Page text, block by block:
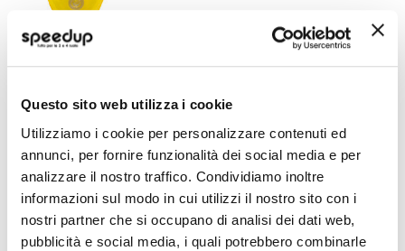
Questo sito web utilizza i cookie
Utilizziamo i cookie per personalizzare contenuti ed
annunci, per fornire funzionalità dei social media e per
analizzare il nostro traffico. Condividiamo inoltre
informazioni sul modo in cui utilizzi il nostro sito con i
nostri partner che si occupano di analisi dei dati web,
pubblicità e social media, i quali potrebbero combinarle
Profumi vari Hand
Giallo
4,51 € 3,05 € -32%
Mostra